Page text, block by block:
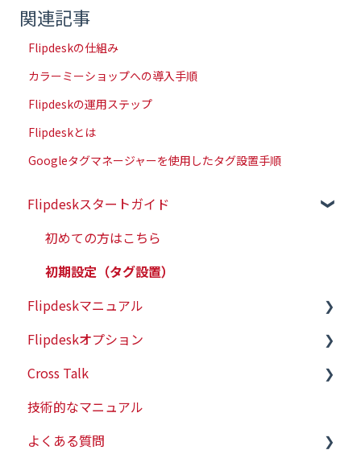
関連記事
Flipdeskの仕組み
カラーミーショップへの導入手順
Flipdeskの運用ステップ
Flipdeskとは
Googleタグマネージャーを使用したタグ設置手順
Flipdeskスタートガイド
初めての方はこちら
初期設定（タグ設置）
Flipdeskマニュアル
シナリオ
配信ターゲットの設定
各種タグの仕様
レポート管理
Flipdeskオプション
有人チャット
WEBプッシュ
会員情報連携
Cross Talk
スタートガイド
技術的なマニュアル
よくある質問